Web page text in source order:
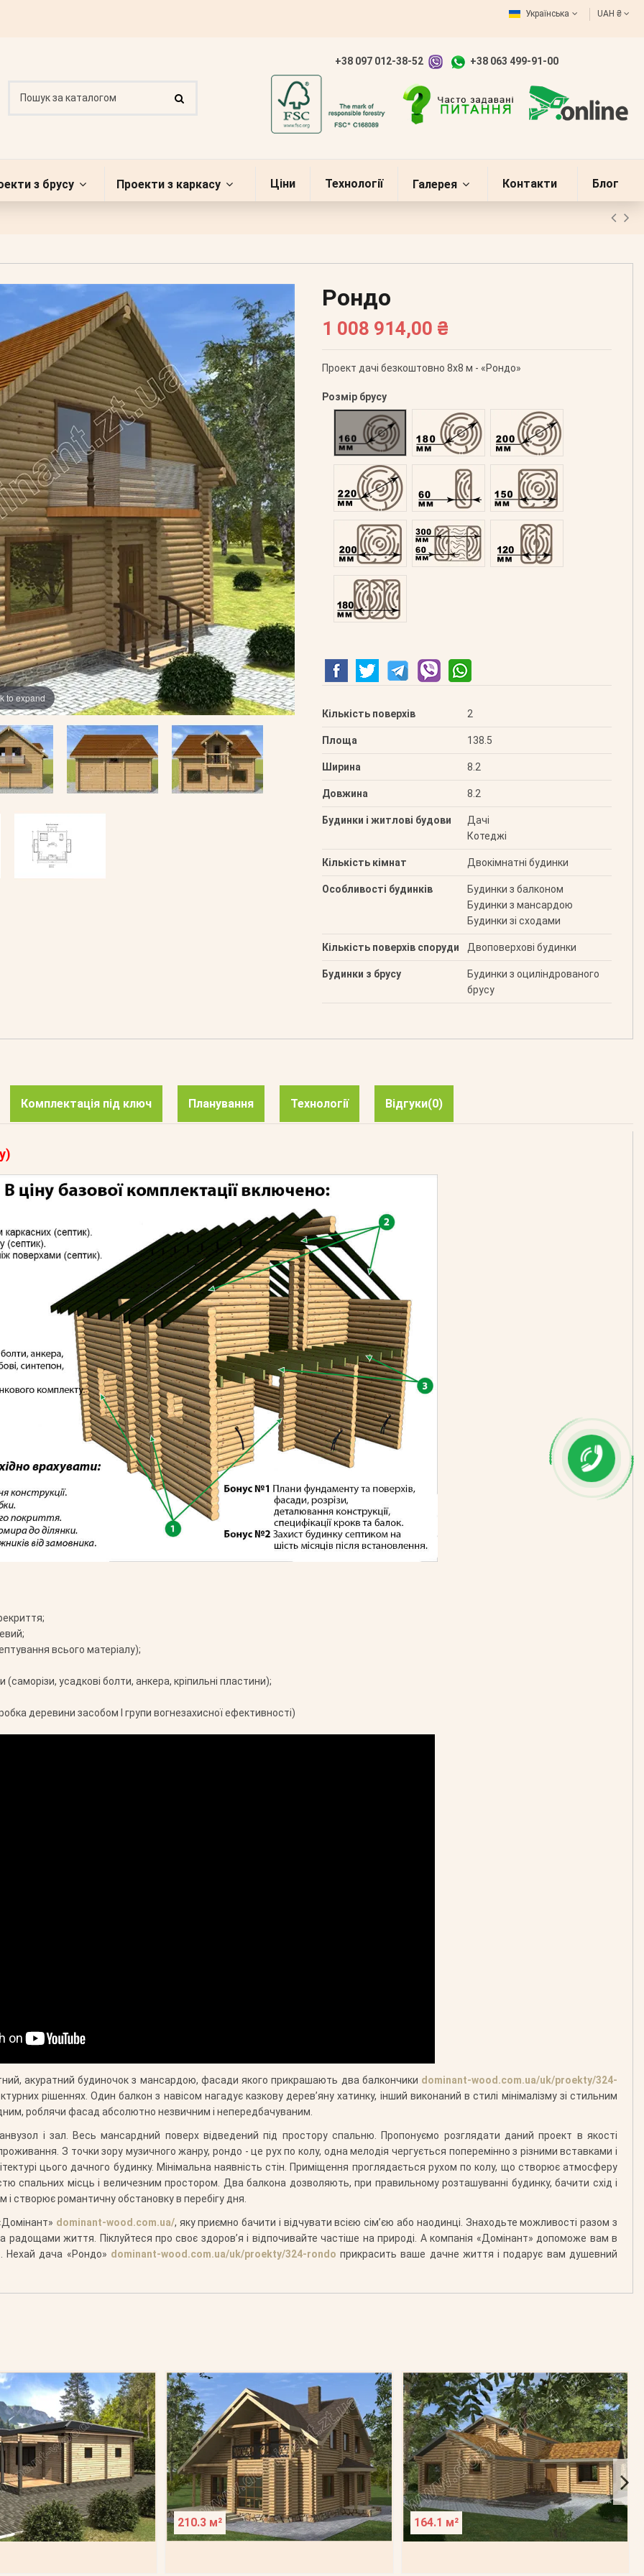
Українська UAH ₴
+38 097 012-38-52 +38 063 499-91-00
з брусу Проекти з каркасу Ціни Технології Галерея Контакти Блог
to expand
Рондо
1 008 914,00 ₴
Проект дачі безкоштовно 8х8 м - «Рондо»
Розмір брусу
Оциліндрований 160Оциліндрований 180Оциліндрований 200
Оциліндрований 220Профільований 60Профільований 150
Профільований 200Подвійний 300 Клеєний 120
Клеєний 180
Кількість поверхів 2
Площа 138.5
Ширина 8.2
Довжина 8.2
Будинки і житлові будови
Дачі
Котеджі
Кількість кімнат Двокімнатні будинки
Особливості будинків
Будинки з балконом
Будинки з мансардою
Будинки зі сходами
Кількість поверхів споруди Двоповерхові будинки
Будинки з брусу
Будинки з оциліндрованого
брусу
Комплектація під ключ Планування Технології Відгуки(0)
всього матеріалу);
(саморізи, усадкові болти, анкера, кріпильні пластини);
деревини засобом І групи вогнезахисної ефективності)
акуратний будиночок з мансардою, фасади якого прикрашають два балкончики dominant-wood.com.ua/uk/proekty/324-
рішеннях. Один балкон з навісом нагадує казкову дерев’яну хатинку, інший виконаний в стилі мінімалізму зі стильним
роблячи фасад абсолютно незвичним і непередбачуваним.
і зал. Весь мансардний поверх відведений під простору спальню. Пропонуємо розглядати даний проект в якості
З точки зору музичного жанру, рондо - це рух по колу, одна мелодія чергується поперемінно з різними вставками і
цього дачного будинку. Мінімальна наявність стін. Приміщення проглядається рухом по колу, що створює атмосферу
спальних місць і величезним простором. Два балкона дозволяють, при правильному розташуванні будинку, бачити схід і
створює романтичну обстановку в перебігу дня.
dominant-wood.com.ua/, яку приємно бачити і відчувати всією сім’єю або наодинці. Знаходьте можливості разом з
радощами життя. Піклуйтеся про своє здоров’я і відпочивайте частіше на природі. А компанія «Домінант» допоможе вам в
Нехай дача «Рондо» dominant-wood.com.ua/uk/proekty/324-rondo прикрасить ваше дачне життя і подарує вам душевний
210.3 м² 164.1 м²